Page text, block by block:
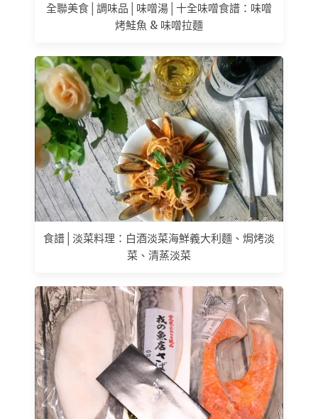
全聯美食│調味品│味噌湯│十全味噌食譜：味噌
烤鮭魚 & 味噌拉麵
食譜│淡菜料理：白酒淡菜海鮮義大利麵、焗烤淡
菜、清蒸淡菜